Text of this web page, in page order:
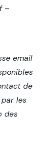
–
email
de
les
des